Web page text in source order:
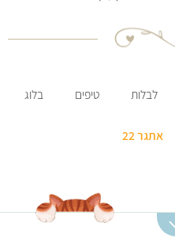
לבלות טיפים בלוג
אתגר 22